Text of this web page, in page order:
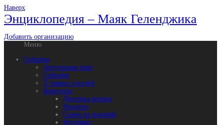
Наверх
Энциклопедия – Маяк Геленджика
Добавить организацию
Меню
События
Актуальная тема
События
У наших соседей
Конкурсы
Девушка месяца
Рецепты
Слово не воробей
Фотофакт